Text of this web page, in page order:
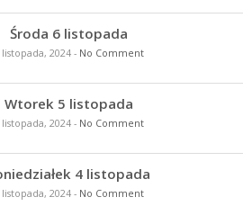
Środa 6 listopada
listopada, 2024- No Comment
Wtorek 5 listopada
listopada, 2024- No Comment
4 listopada
listopada, 2024- No Comment